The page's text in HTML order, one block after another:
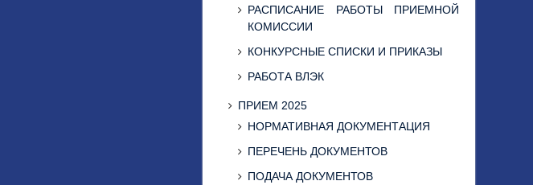
РАСПИСАНИЕ РАБОТЫ ПРИЕМНОЙ
КОМИССИИ
КОНКУРСНЫЕ СПИСКИ И ПРИКАЗЫ
РАБОТА ВЛЭК
ПРИЕМ 2025
НОРМАТИВНАЯ ДОКУМЕНТАЦИЯ
ПЕРЕЧЕНЬ ДОКУМЕНТОВ
ПОДАЧА ДОКУМЕНТОВ